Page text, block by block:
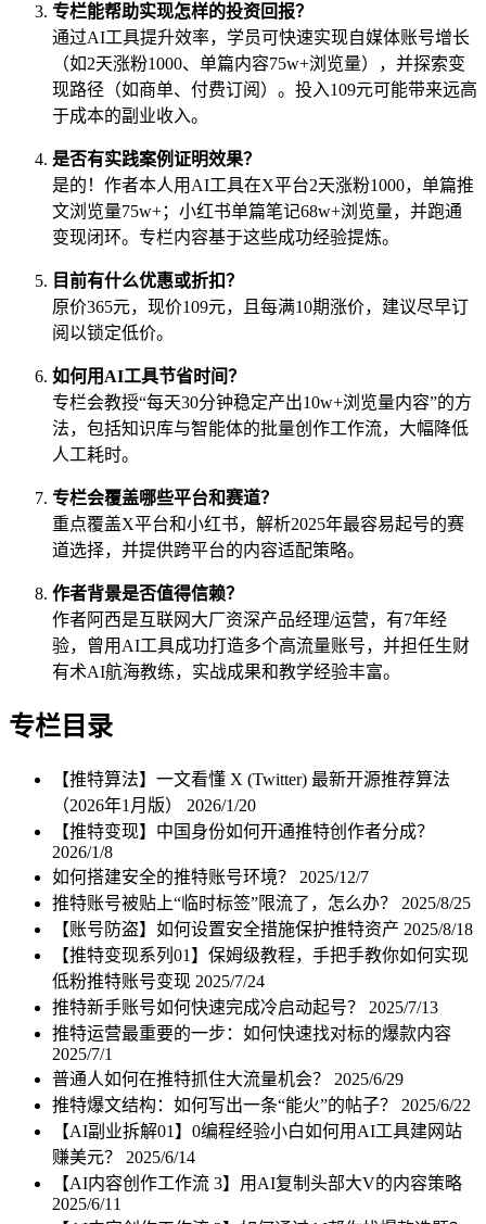
专栏能帮助实现怎样的投资回报？
通过AI工具提升效率，学员可快速实现自媒体账号增长
（如2天涨粉1000、单篇内容75w+浏览量），并探索变
现路径（如商单、付费订阅）。投入109元可能带来远高
于成本的副业收入。
是否有实践案例证明效果？
是的！作者本人用AI工具在X平台2天涨粉1000，单篇推
文浏览量75w+；小红书单篇笔记68w+浏览量，并跑通
变现闭环。专栏内容基于这些成功经验提炼。
目前有什么优惠或折扣？
原价365元，现价109元，且每满10期涨价，建议尽早订
阅以锁定低价。
如何用AI工具节省时间？
专栏会教授“每天30分钟稳定产出10w+浏览量内容”的方
法，包括知识库与智能体的批量创作工作流，大幅降低
人工耗时。
专栏会覆盖哪些平台和赛道？
重点覆盖X平台和小红书，解析2025年最容易起号的赛
道选择，并提供跨平台的内容适配策略。
作者背景是否值得信赖？
作者阿西是互联网大厂资深产品经理/运营，有7年经
验，曾用AI工具成功打造多个高流量账号，并担任生财
有术AI航海教练，实战成果和教学经验丰富。
专栏目录
【推特算法】一文看懂 X (Twitter) 最新开源推荐算法
（2026年1月版） 2026/1/20
【推特变现】中国身份如何开通推特创作者分成？
2026/1/8
如何搭建安全的推特账号环境？ 2025/12/7
推特账号被贴上“临时标签”限流了，怎么办？ 2025/8/25
【账号防盗】如何设置安全措施保护推特资产 2025/8/18
【推特变现系列01】保姆级教程，手把手教你如何实现
低粉推特账号变现 2025/7/24
推特新手账号如何快速完成冷启动起号？ 2025/7/13
推特运营最重要的一步：如何快速找对标的爆款内容
2025/7/1
普通人如何在推特抓住大流量机会？ 2025/6/29
推特爆文结构：如何写出一条“能火”的帖子？ 2025/6/22
【AI副业拆解01】0编程经验小白如何用AI工具建网站
赚美元？ 2025/6/14
【AI内容创作工作流 3】用AI复制头部大V的内容策略
2025/6/11